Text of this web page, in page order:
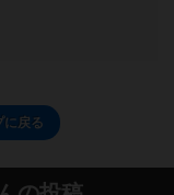
に戻る